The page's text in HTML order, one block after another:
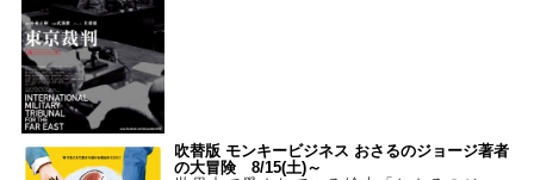
吹替版 モンキービジネス おさるのジョージ著者
の大冒険 8/15(土)～